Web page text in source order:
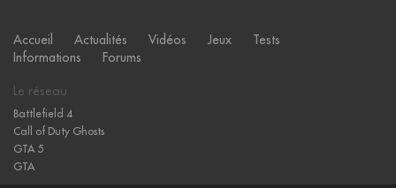
Accueil Actualités Vidéos Jeux
Tests
Informations
Forums
Le réseau
Battlefield 4
Call of Duty Ghosts
GTA 5
GTA